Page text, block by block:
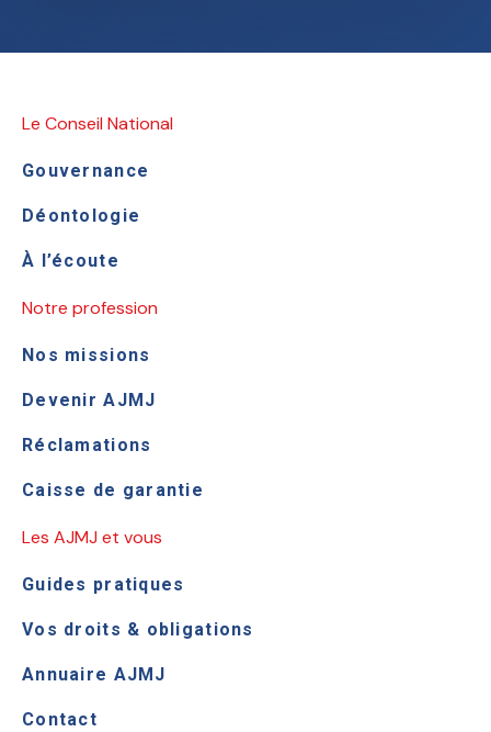
Le Conseil National
Gouvernance
Déontologie
À l’écoute
Notre profession
Nos missions
Devenir AJMJ
Réclamations
Caisse de garantie
Les AJMJ et vous
Guides pratiques
Vos droits & obligations
Annuaire AJMJ
Contact